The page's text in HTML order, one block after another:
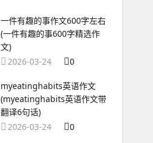
一件有趣的事作文600字左右
(一件有趣的事600字精选作
文)
2026-03-24
0
myeatinghabits英语作文
(myeatinghabits英语作文带
翻译6句话)
2026-03-24
0